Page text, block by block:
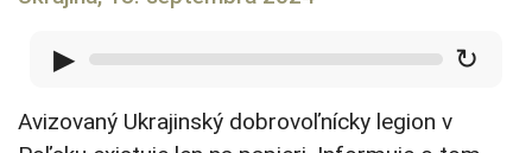
▶ ↻
Avizovaný Ukrajinský dobrovoľnícky legion v